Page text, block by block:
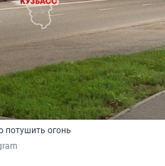
потушить огонь